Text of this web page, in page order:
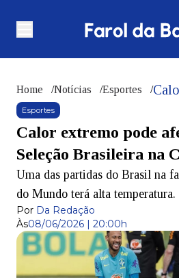
Home /Notícias /Esportes /
Esportes
Calor extremo pode
Seleção Brasileira na
Uma das partidas do Brasil na
do Mundo terá alta temperatura.
Por Da Redação
Às08/06/2026 | 20:00h